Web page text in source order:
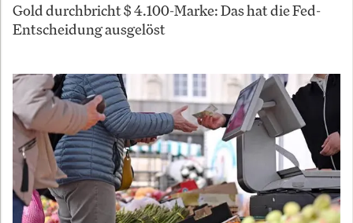
Gold durchbricht $ 4.100-Marke: Das hat die Fed-
Entscheidung ausgelöst